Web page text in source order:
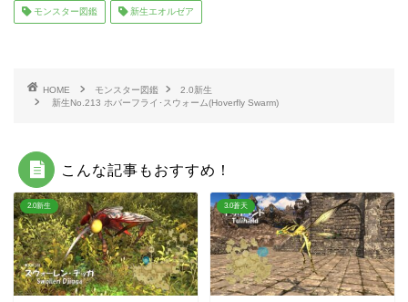
モンスター図鑑 新生エオルゼア
HOME モンスター図鑑
2.0新生
新生No.213 ホバーフライ･スウォーム(Hoverfly Swarm)
こんな記事もおすすめ！
2.0新生 3.0蒼天